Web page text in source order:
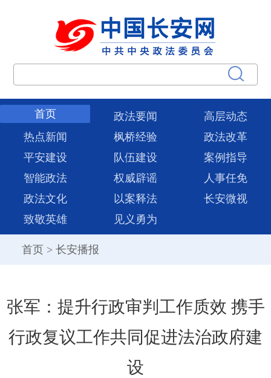
首页 政法要闻
高层动态
热点新闻
枫桥经验
政法改革
平安建设
队伍建设
案例指导
智能政法
权威辟谣
人事任免
政法文化
以案释法
长安微视
致敬英雄
见义勇为
首页 > 长安播报
张军：提升行政审判工作质效 携手
行政复议工作共同促进法治政府建
设